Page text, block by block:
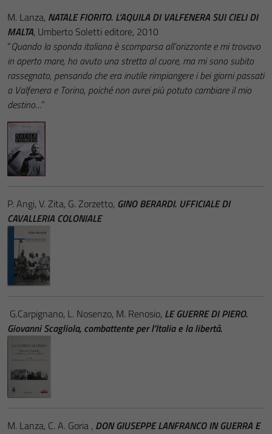
M. Lanza, NATALE FIORITO. L’AQUILA DI VALFENERA SUI CIELI DI
MALTA, Umberto Soletti editore, 2010
“Quando la sponda italiana è scomparsa all’orizzonte e mi trovavo
in aperto mare, ho avuto una stretta al cuore, ma mi sono subito
rassegnato, pensando che era inutile rimpiangere i bei giorni passati
a Valfenera e Torino, poiché non avrei più potuto cambiare il mio
destino…”
P. Angi, V. Zita, G. Zorzetto, GINO BERARDI. UFFICIALE DI
CAVALLERIA COLONIALE
G.Carpignano, L. Nosenzo, M. Renosio, LE GUERRE DI PIERO.
Giovanni Scagliola, combattente per l’Italia e la libertà.
M. Lanza, C. A. Goria , DON GIUSEPPE LANFRANCO IN GUERRA E